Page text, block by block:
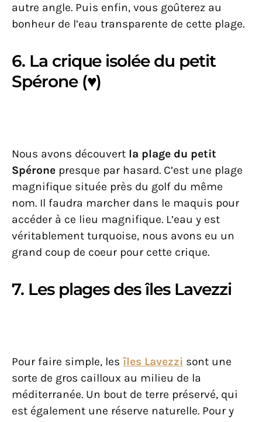
autre angle. Puis enfin, vous goûterez au
bonheur de l’eau transparente de cette plage.
6. La crique isolée du petit
Spérone (♥)
Nous avons découvert la plage du petit
Spérone presque par hasard. C’est une plage
magnifique située près du golf du même
nom. Il faudra marcher dans le maquis pour
accéder à ce lieu magnifique. L’eau y est
véritablement turquoise, nous avons eu un
grand coup de coeur pour cette crique.
7. Les plages des îles Lavezzi
Pour faire simple, les îles Lavezzi sont une
sorte de gros cailloux au milieu de la
méditerranée. Un bout de terre préservé, qui
est également une réserve naturelle. Pour y